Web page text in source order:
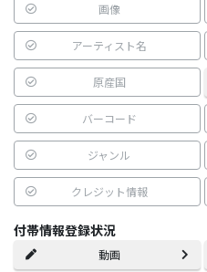
画像
アーティスト名
原産国
バーコード
ジャンル
クレジット情報
付帯情報登録状況
動画